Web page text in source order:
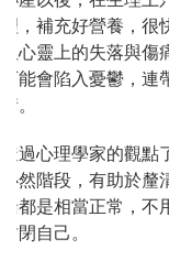
理，補充好營養，
但心靈上的失落與
可能會陷入憂鬱，
衡。
透過心理學家的觀
必然階段，有助於
緒都是相當正常，
封閉自己。